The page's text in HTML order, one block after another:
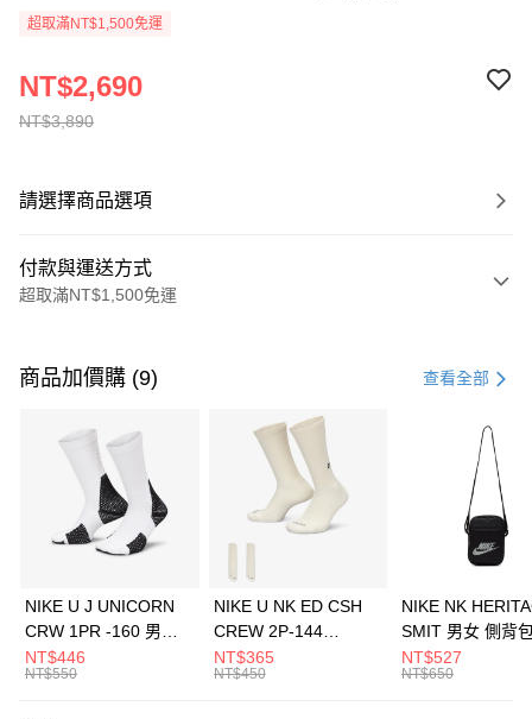
超取滿NT$1,500免運
NT$3,890
NT$2,690
請選擇商品選項
付款與運送方式
超取滿NT$1,500免運
信用卡一次付款
3 期 0 利率 每期 21家銀行
合作金庫商業銀行
第一商業銀行
華南商業銀行
彰化商業銀行
上海商業儲蓄銀行
元大商業銀行
Apple Pay
全盈+PAY
AFTEE先享後付
商品加價購 (9) 查看全部
NIKE U J UNICORN
CRW 1PR -160 男女
中統襪 FZ3393100
NT$446
NT$550
NIKE U NK ED CSH
CREW 2P-144
EMBRDY 男女 短統襪
FZ3073133
NT$365
NT$450
NIKE NK
SMIT 男女 側背
BA5871010
NT$527
NT$650